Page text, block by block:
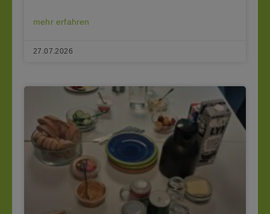
mehr erfahren
27.07.2026